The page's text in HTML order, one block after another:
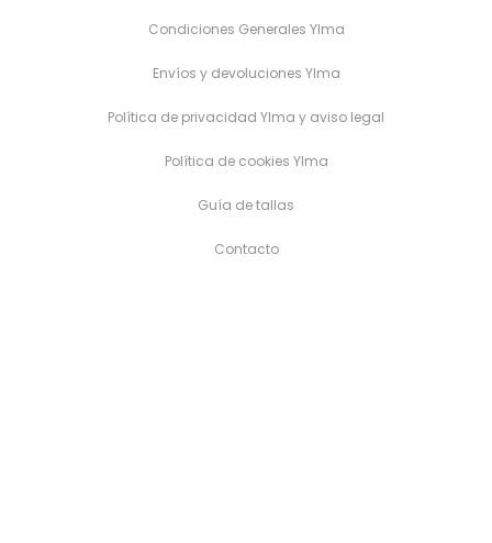
Condiciones Generales Ylma
Envíos y devoluciones Ylma
Política de privacidad Ylma y aviso legal
Política de cookies Ylma
Guía de tallas
Contacto